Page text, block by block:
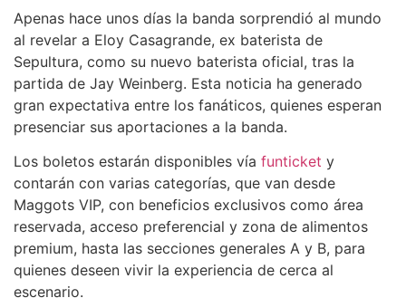
Apenas hace unos días la banda sorprendió al mundo
al revelar a Eloy Casagrande, ex baterista de
Sepultura, como su nuevo baterista oficial, tras la
partida de Jay Weinberg. Esta noticia ha generado
gran expectativa entre los fanáticos, quienes esperan
presenciar sus aportaciones a la banda.
Los boletos estarán disponibles vía funticket y
contarán con varias categorías, que van desde
Maggots VIP, con beneficios exclusivos como área
reservada, acceso preferencial y zona de alimentos
premium, hasta las secciones generales A y B, para
quienes deseen vivir la experiencia de cerca al
escenario.